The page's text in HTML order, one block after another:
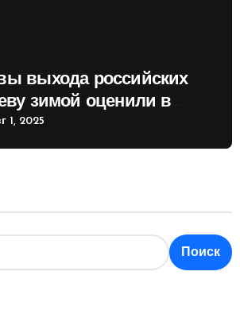
выхода российских
зимой оценили в
1, 2025
Поиск